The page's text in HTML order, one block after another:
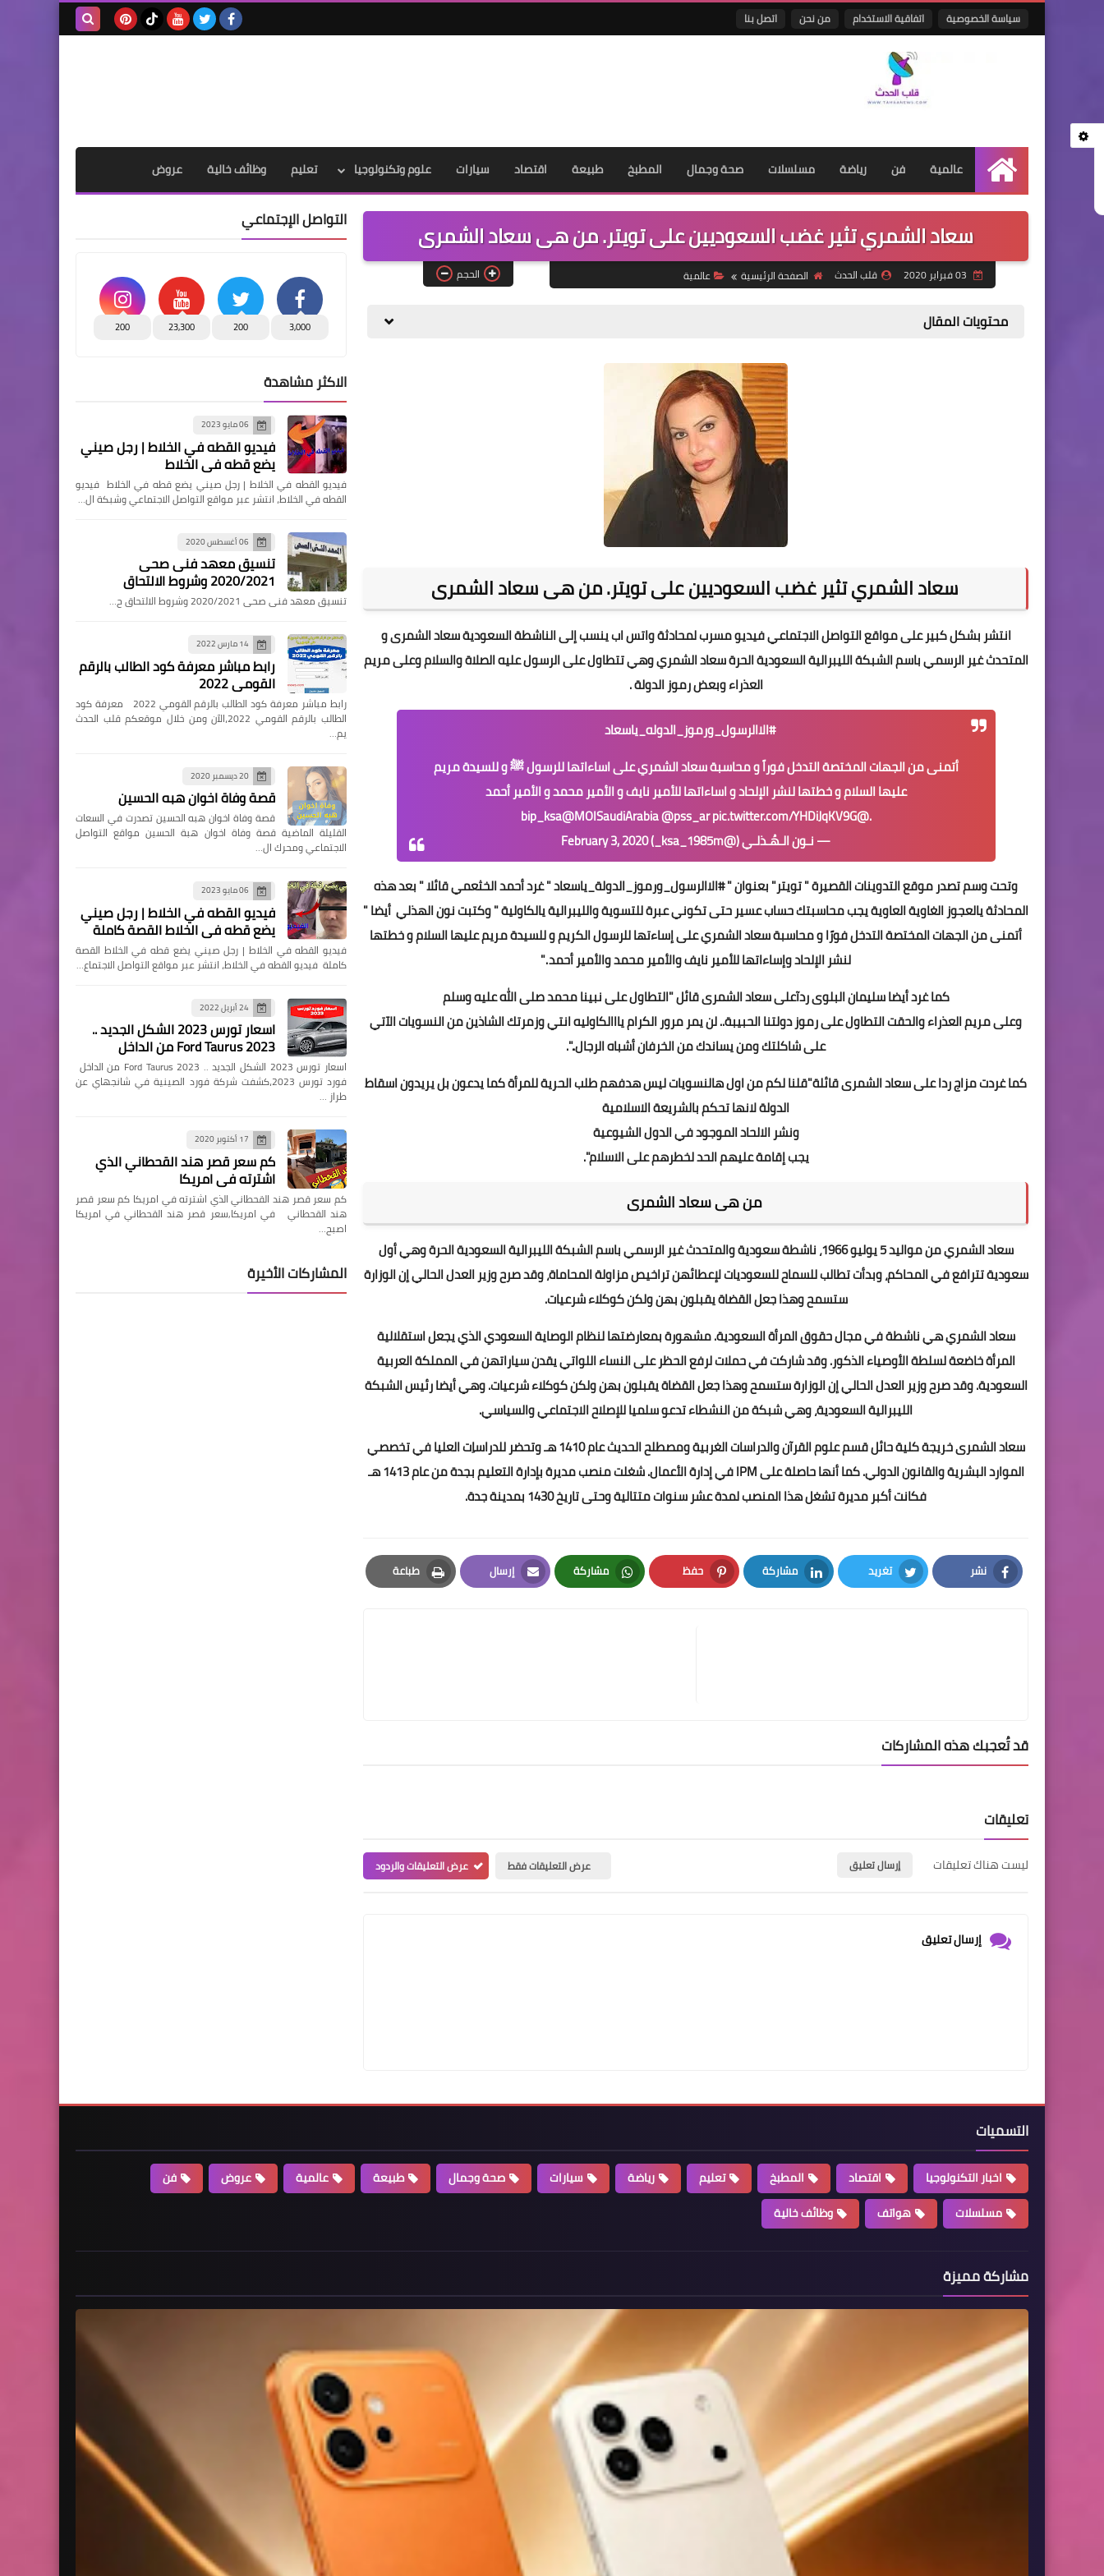
سياسة الخصوصية اتفاقية الاستخدام من نحن اتصل بنا
الرئيسية
عالمية فن رياضة مسلسلات صحة وجمال المطبخ طبيعة اقتصاد سيارات علوم وتكنولوجيا تعليم وظائف خالية عروض
سعاد الشمري تثير غضب السعوديين على تويتر. من هى سعاد الشمرى
قلب الحدث الصفحة الرئيسية عالمية الحجم
محتويات المقال
سعاد الشمري تثير غضب السعوديين على تويتر. من هى سعاد الشمرى
انتشر بشكل كبير على مواقع التواصل الاجتماعي فيديو مسرب لمحادثة واتس اب ينسب إلى الناشطة السعودية سعاد الشمرى و
المتحدث غير الرسمي باسم الشبكة الليبرالية السعودية الحرة سعاد الشمري وهي تتطاول على الرسول عليه الصلاة والسلام وعلى مريم
العذراء وبعض رموز الدولة .
#الاالرسول_ورموز_الدوله_ياسعاد
أتمنى من الجهات المختصة التدخل فوراً و محاسبة سعاد الشمري على اساءاتها للرسول ﷺ و للسيدة مريم
عليها السلام و خطتها لنشر الإلحاد و اساءاتها للأمير نايف و الأمير محمد و الأمير أحمد
.
@bip_ksa
@MOISaudiArabia@pss_arpic.twitter.com/YHDiJqKV9G
— نـون الـهُـذلـي (@ksa_1985m_)
February 3, 2020
وتحت وسم تصدر موقع التدوينات القصيرة " تويتر" بعنوان " #الاالرسول_ورموز_الدولة_ياسعاد " غرد أحمد الخثعمي قائلا " بعد هذه
المحادثة يالعجوز الغاوية العاوية يجب محاسبتك حساب عسير حتى تكوني عبرة للتسوية والليبرالية يالكاولية " وكتبت نون الهذلي أيضا "
أتمنى من الجهات المختصة التدخل فورًا و محاسبة سعاد الشمري على إساءتها للرسول الكريم و للسيدة مريم عليها السلام و خطتها
لنشر الإلحاد وإساءاتها للأمير نايف والأمير محمد والأمير أحمد ."
كما غرد أيضا سليمان البلوى ردآعلى سعاد الشمرى قائل "التطاول على نبينا محمد صلى الله عليه وسلم
وعلى مريم العذراء والحقت التطاول على رموز دولتنا الحبيبة.. لن يمر مرور الكرام يااالكاوليه انتي وزمرتك الشاذين من النسويات الآتي
على شاكلتك ومن يساندك من الخرفان أشباه الرجال..".
كما غردت مزاج ردا على سعاد الشمرى قائلة"قلنا لكم من اول هالنسويات ليس هدفهم طلب الحرية للمرأة كما يدعون بل يريدون اسقاط
الدولة لانها تحكم بالشريعة الاسلامية
ونشر الالحاد الموجود في الدول الشيوعية
يجب إقامة عليهم الحد لخطرهم على الاسلام".
من هى سعاد الشمرى
سعاد الشمري من مواليد 5 يوليو 1966، ناشطة سعودية والمتحدث غير الرسمي باسم الشبكة الليبرالية السعودية الحرة وهي أول
سعودية تترافع في المحاكم، وبدأت تطالب للسماح للسعوديات لإعطائهن تراخيص مزاولة المحاماة، وقد صرح وزير العدل الحالي إن الوزارة
ستسمح وهذا جعل القضاة يقبلون بهن ولكن كوكلاء شرعيات.
سعاد الشمري هي ناشطة في مجال حقوق المرأة السعودية. مشهورة بمعارضتها لنظام الوصاية السعودي الذي يجعل استقلالية
المرأة خاضعة لسلطة الأوصياء الذكور. وقد شاركت في حملات لرفع الحظر على النساء اللواتي يقدن سياراتهن في المملكة العربية
السعودية. وقد صرح وزير العدل الحالي إن الوزارة ستسمح وهذا جعل القضاة يقبلون بهن ولكن كوكلاء شرعيات. وهي أيضا رئيس الشبكة
الليبرالية السعودية، وهي شبكة من النشطاء تدعو سلميا للإصلاح الاجتماعي والسياسي.
سعاد الشمرى خريجة كلية حائل قسم علوم القرآن والدراسات الغربية ومصطلح الحديث عام 1410 هـ وتحضر للدراساِت العليا في تخصصي
الموارد البشرية والقانون الدولي. كما أنها حاصلة على IPM في إدارة الأعمال. شغلت منصب مديرة بإدارة التعليم بجدة من عام 1413 هـ
فكانت أكبر مديرة تشغل هذا المنصب لمدة عشر سنوات متتالية وحتى تاريخ 1430 بمدينة جدة.
نشر
Facebook
تغريد
Twitter
مشاركة
LinkedIn
حفظ
Pinterest
مشاركة
Whatsapp
إرسال
Email
طباعة
Print
قد تُعجبك هذه المشاركات
تعليقات
ليست هناك تعليقات إرسال تعليق عرض التعليقات فقط عرض التعليقات والردود
إرسال تعليق
التواصل الإجتماعي
3,000
200
23,300
200
الاكثر مشاهدة
06 مايو 2023
فيديو القطه في الخلاط | رجل صيني
يضع قطه في الخلاط
فيديو القطه في الخلاط | رجل صيني يضع قطه في الخلاط فيديو
القطه في الخلاط، انتشر عبر مواقع التواصل الاجتماعي وشبكة ال…
06 أغسطس 2020
تنسيق معهد فنى صحى
2020/2021 وشروط الالتحاق
تنسيق معهد فنى صحى 2020/2021 وشروط الالتحاق ح…
14 مارس 2022
رابط مباشر معرفة كود الطالب بالرقم
القومي 2022
رابط مباشر معرفة كود الطالب بالرقم القومي 2022 معرفة كود
الطالب بالرقم القومي 2022،الآن ومن خلال موقعكم قلب الحدث
يم…
20 ديسمبر 2020
قصة وفاة اخوان هبه الحسين
قصة وفاة اخوان هبه الحسين تصدرت في السعات
القليلة الماضية قصة وفاة اخوان هبة الحسين مواقع التواصل
الاجتماعي ومحرك ال…
06 مايو 2023
فيديو القطه في الخلاط | رجل صيني
يضع قطه في الخلاط القصة كاملة
فيديو القطه في الخلاط | رجل صيني يضع قطه في الخلاط القصة
كاملة فيديو القطه في الخلاط، انتشر عبر مواقع التواصل الاجتماع…
24 أبريل 2022
اسعار تورس 2023 الشكل الجديد ..
Ford Taurus 2023 من الداخل
اسعار تورس 2023 الشكل الجديد .. Ford Taurus 2023 من الداخل
فورد تورس 2023،كشفت شركة فورد الصينية في شانجهاي عن
طراز …
17 أكتوبر 2020
كم سعر قصر هند القحطاني الذي
اشترته في امريكا
كم سعر قصر هند القحطاني الذي اشترته في امريكا كم سعر قصر
هند القحطاني في امريكا,سعر قصر هند القحطاني في امريكا
اصبح…
المشاركات الأخيرة
التسميات
اخبار التكنولوجيا اقتصاد المطبخ تعليم رياضة سيارات صحة وجمال طبيعة عالمية عروض
فن
مسلسلات
هواتف وظائف خالية
مشاركة مميزة